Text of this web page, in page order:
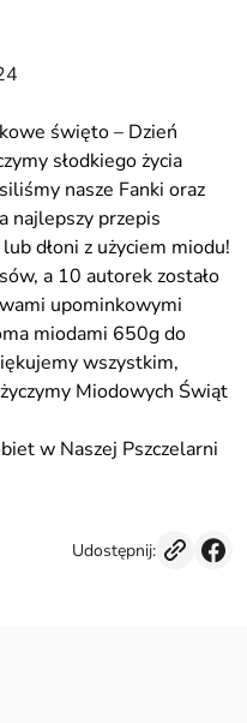
święto – Dzień
słodkiego życia
nasze Fanki oraz
najlepszy przepis
dłoni z użyciem miodu!
a 10 autorek zostało
upominkowymi
miodami 650g do
wszystkim,
Miodowych Świąt
w Naszej Pszczelarni
Udostępnij: